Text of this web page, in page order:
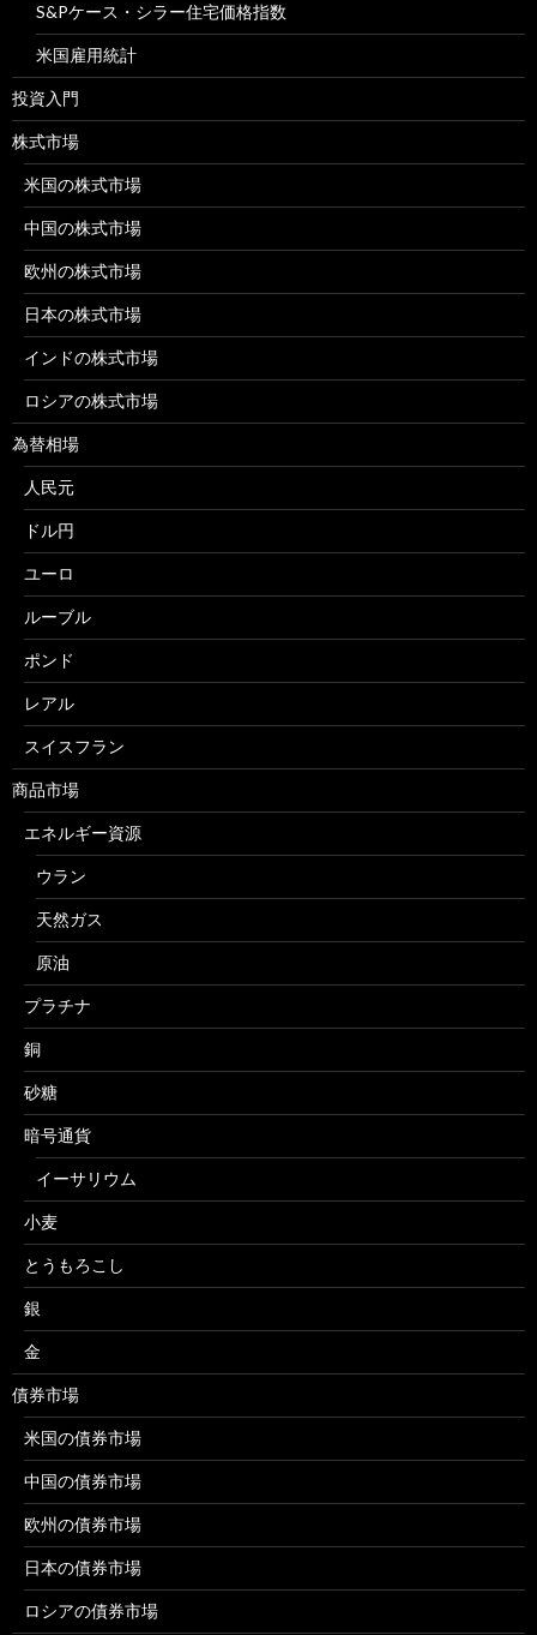
S&Pケース・シラー住宅価格指数
米国雇用統計
投資入門
株式市場
米国の株式市場
中国の株式市場
欧州の株式市場
日本の株式市場
インドの株式市場
ロシアの株式市場
為替相場
人民元
ドル円
ユーロ
ルーブル
ポンド
レアル
スイスフラン
商品市場
エネルギー資源
ウラン
天然ガス
原油
プラチナ
銅
砂糖
暗号通貨
イーサリウム
小麦
とうもろこし
銀
金
債券市場
米国の債券市場
中国の債券市場
欧州の債券市場
日本の債券市場
ロシアの債券市場